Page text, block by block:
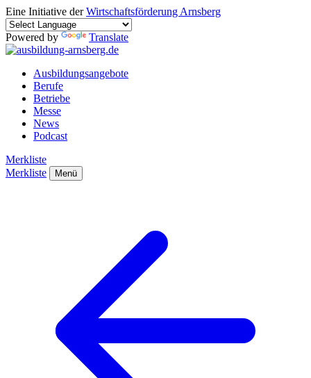
Eine Initiative derWirtschaftsförderung Arnsberg
Powered by Translate
Ausbildungsangebote
Berufe
Betriebe
Messe
News
Podcast
Merkliste
Merkliste
Menü